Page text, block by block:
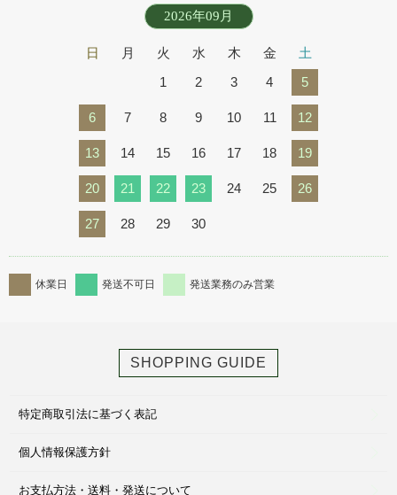
2026年09月
日 月 火 水 木 金
土
1
2 3 4 5
6 7 8 9 10 11 12
13 14 15 16 17 18 19
20 21 22 23 24 25 26
27 28 29 30
休業日 発送不可日 発送業務のみ営業
SHOPPING GUIDE
特定商取引法に基づく表記
個人情報保護方針
お支払方法・送料・発送について